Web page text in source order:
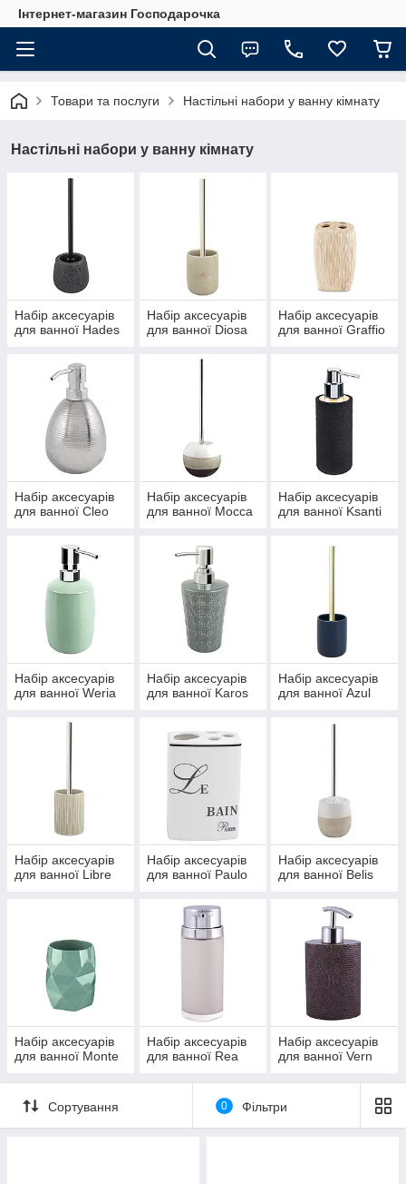
Інтернет-магазин Господарочка
Товари та послуги Настільні набори у ванну кімнату
Настільні набори у ванну кімнату
Набір аксесуарів
для ванної Hades
Набір аксесуарів
для ванної Diosa
Набір аксесуарів
для ванної Graffio
Набір аксесуарів
для ванної Cleo
Набір аксесуарів
для ванної Mocca
Набір аксесуарів
для ванної Ksanti
Набір аксесуарів
для ванної Weria
Набір аксесуарів
для ванної Karos
Набір аксесуарів
для ванної Azul
Набір аксесуарів
для ванної Libre
Набір аксесуарів
для ванної Paulo
Набір аксесуарів
для ванної Belis
Набір аксесуарів
для ванної Monte
Набір аксесуарів
для ванної Rea
Набір аксесуарів
для ванної Vern
Сортування 0 Фільтри